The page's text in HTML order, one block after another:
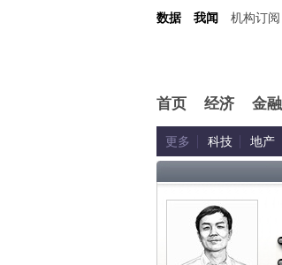
数据 我闻 机构订阅
首页 经济 金融
更多 科技 地产